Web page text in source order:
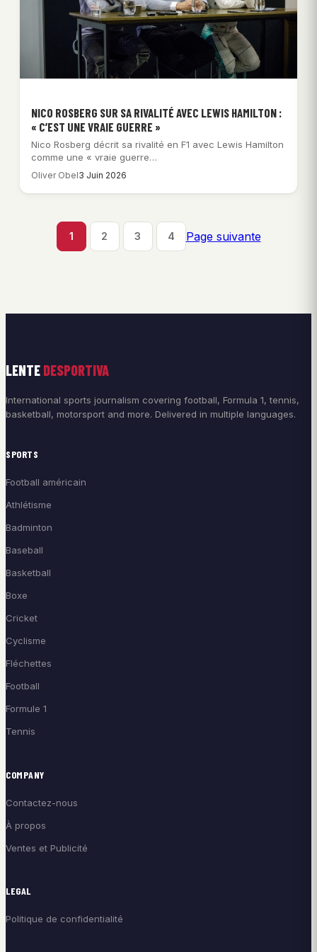
NICO ROSBERG SUR SA RIVALITÉ AVEC LEWIS HAMILTON :
« C’EST UNE VRAIE GUERRE »
Nico Rosberg décrit sa rivalité en F1 avec Lewis Hamilton
comme une « vraie guerre…
Oliver Obel3 Juin 2026
1 2 3 4 Page suivante
LENTE DESPORTIVA
International sports journalism covering football, Formula 1, tennis,
basketball, motorsport and more. Delivered in multiple languages.
SPORTS
Football américain
Athlétisme
Badminton
Baseball
Basketball
Boxe
Cricket
Cyclisme
Fléchettes
Football
Formule 1
Tennis
COMPANY
Contactez-nous
À propos
Ventes et Publicité
LEGAL
Politique de confidentialité